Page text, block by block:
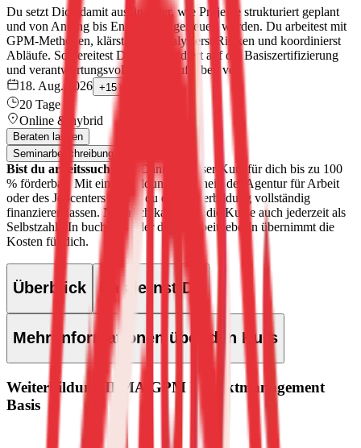
Du setzt Dich damit auseinander, wie Projekte strukturiert geplant
und von Anfang bis Ende sicher gesteuert werden. Du arbeitest mit
GPM-Methoden, klärst Ziele, analysierst Risiken und koordinierst
Abläufe. So bereitest Du Dich fundiert auf die Basiszertifizierung
und verantwortungsvolle Projektaufgaben vor.
18. Aug. 2026 +15
20 Tage
Online & hybrid
Beraten lassen
Seminarbeschreibung als PDF
Bist du arbeitssuchend?
Dann ist dieser Kurs für dich bis zu 100
% förderbar!
Mit einem Bildungsgutschein der Agentur für Arbeit
oder des Jobcenters kannst du die Weiterbildung vollständig
finanzieren lassen. Natürlich kannst du die Kurse auch jederzeit als
SelbstzahlerIn buchen – oder deine ArbeitgeberIn übernimmt die
Kosten für dich.
Überblick Das lernst Du
Mehr Informationen über den Kurs
Weiterbildung IPMA/GPM Projektmanagement
Basis